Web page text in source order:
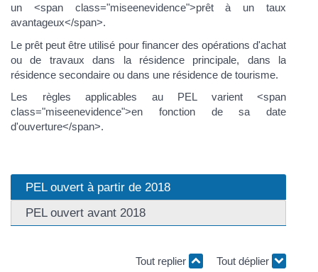
un <span class="miseenevidence">prêt à un taux
avantageux</span>.
Le prêt peut être utilisé pour financer des opérations d'achat
ou de travaux dans la résidence principale, dans la
résidence secondaire ou dans une résidence de tourisme.
Les règles applicables au PEL varient <span
class="miseenevidence">en fonction de sa date
d'ouverture</span>.
PEL ouvert à partir de 2018
PEL ouvert avant 2018
Tout replier Tout déplier